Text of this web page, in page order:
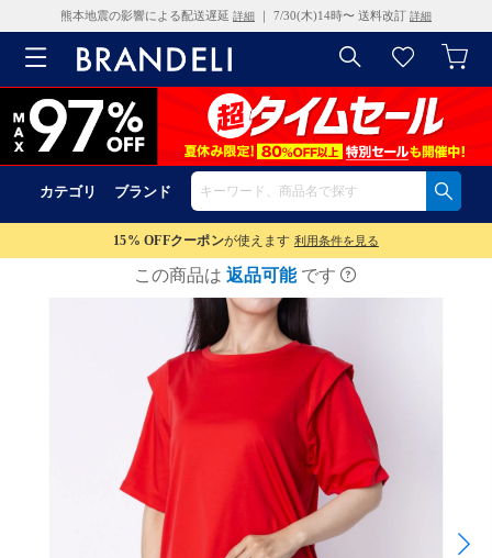
熊本地震の影響による配送遅延 詳細 ｜ 7/30(木)14時〜 送料改訂 詳細
カテゴリ ブランド
15% OFFクーポンが使えます 利用条件を見る
この商品は 返品可能 です